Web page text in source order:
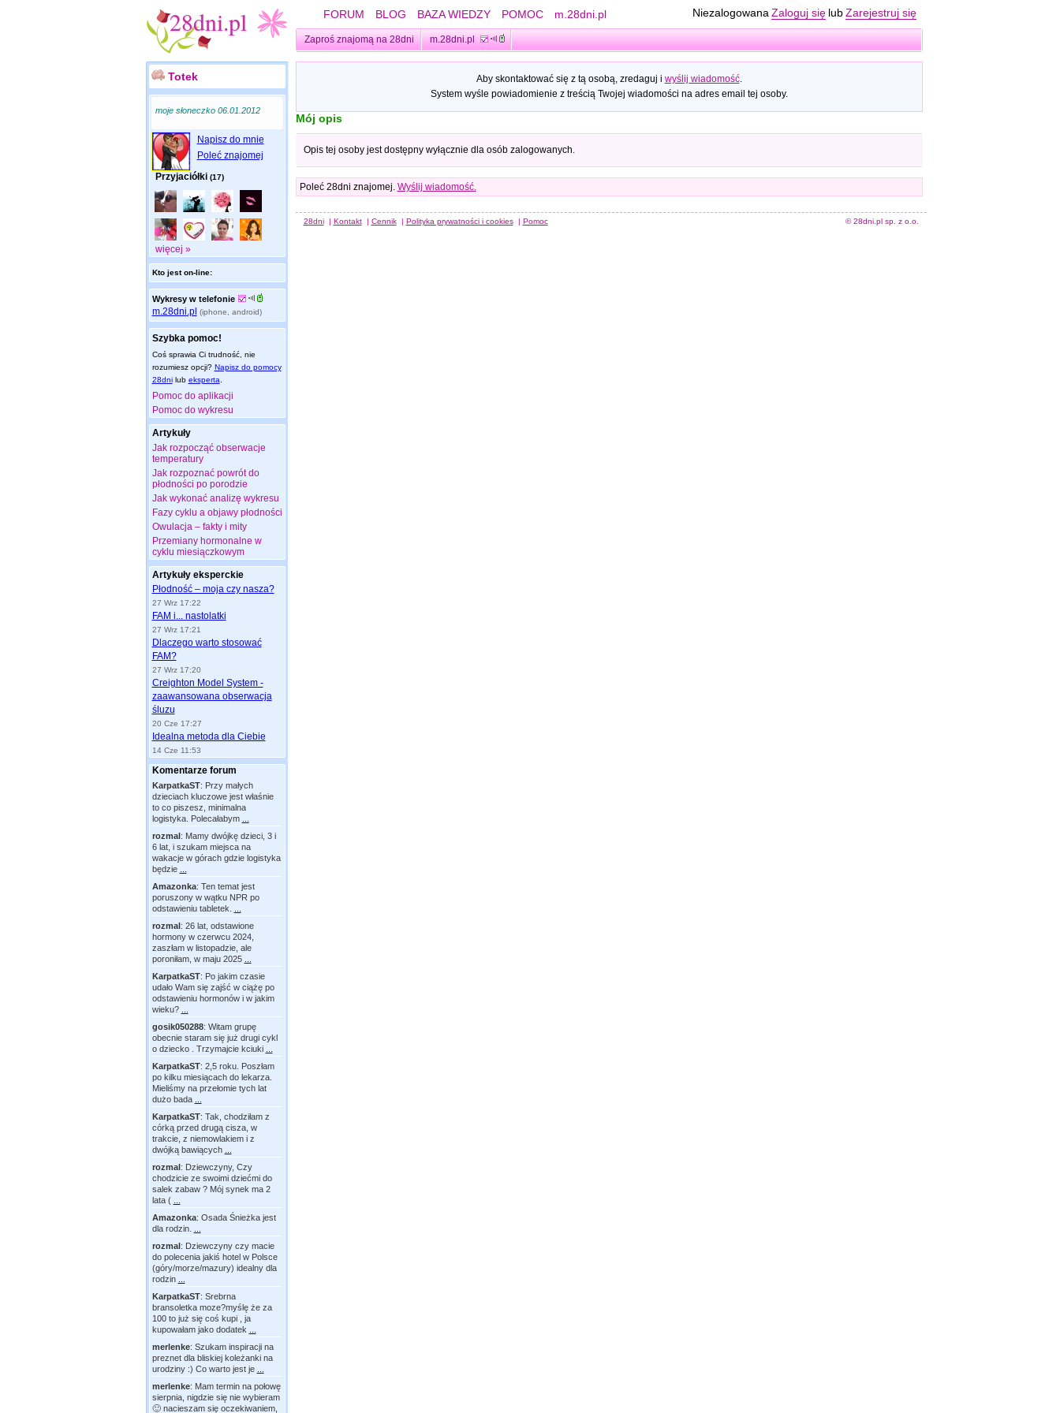
FORUM BLOG BAZA WIEDZY POMOC m.28dni.pl Niezalogowana Zaloguj się lub Zarejestruj się
Zaproś znajomą na 28dni m.28dni.pl
Totek
moje słoneczko 06.01.2012
Napisz do mnie
Poleć znajomej
Przyjaciółki (17)
więcej »
Kto jest on-line:
Wykresy w telefonie
m.28dni.pl (iphone, android)
Szybka pomoc!
Coś sprawia Ci trudność, nie
rozumiesz opcji? Napisz do pomocy
28dnilub eksperta
Pomoc do aplikacji
Pomoc do wykresu
Artykuły
Jak rozpocząć obserwacje
temperatury
Jak rozpoznać powrót do
płodności po porodzie
Jak wykonać analizę wykresu
Fazy cyklu a objawy płodności
Owulacja – fakty i mity
Przemiany hormonalne w
cyklu miesiączkowym
Artykuły eksperckie
Płodność – moja czy nasza?
27 Wrz 17:22
FAM i... nastolatki
27 Wrz 17:21
Dlaczego warto stosować
FAM?
27 Wrz 17:20
Creighton Model System -
zaawansowana obserwacja
śluzu
20 Cze 17:27
Idealna metoda dla Ciebie
14 Cze 11:53
Komentarze forum
KarpatkaST: Przy małych
dzieciach kluczowe jest właśnie
to co piszesz, minimalna
logistyka. Polecałabym
rozmal: Mamy dwójkę dzieci, 3 i
6 lat, i szukam miejsca na
wakacje w górach gdzie logistyka
będzie
Amazonka: Ten temat jest
poruszony w wątku NPR po
odstawieniu tabletek.
rozmal: 26 lat, odstawione
hormony w czerwcu 2024,
zaszłam w listopadzie, ale
poroniłam, w maju 2025
KarpatkaST: Po jakim czasie
udało Wam się zajść w ciążę po
odstawieniu hormonów i w jakim
wieku?
gosik050288: Witam grupę
obecnie staram się już drugi cykl
o dziecko . Trzymajcie kciuki
KarpatkaST: 2,5 roku. Poszłam
po kilku miesiącach do lekarza.
Mieliśmy na przełomie tych lat
dużo bada
KarpatkaST: Tak, chodziłam z
córką przed drugą cisza, w
trakcie, z niemowlakiem i z
dwójką bawiących
rozmal: Dziewczyny, Czy
chodzicie ze swoimi dziećmi do
salek zabaw ? Mój synek ma 2
lata (
Amazonka: Osada Śnieżka jest
dla rodzin.
rozmal: Dziewczyny czy macie
do polecenia jakiś hotel w Polsce
(góry/morze/mazury) idealny dla
rodzin
KarpatkaST: Srebrna
bransoletka moze?myślę że za
100 to już się coś kupi , ja
kupowałam jako dodatek
merlenke: Szukam inspiracji na
preznet dla bliskiej koleżanki na
urodziny :) Co warto jest je
merlenke: Mam termin na połowę
sierpnia, nigdzie się nie wybieram
🙂 nacieszam się oczekiwaniem,
Aby skontaktować się z tą osobą, zredaguj i wyślij wiadomość.
System wyśle powiadomienie z treścią Twojej wiadomości na adres email tej osoby.
Mój opis
Opis tej osoby jest dostępny wyłącznie dla osób zalogowanych.
Poleć 28dni znajomej. Wyślij wiadomość.
28dni | Kontakt | Cennik | Polityka prywatności i cookies | Pomoc © 28dni.pl sp. z o.o.